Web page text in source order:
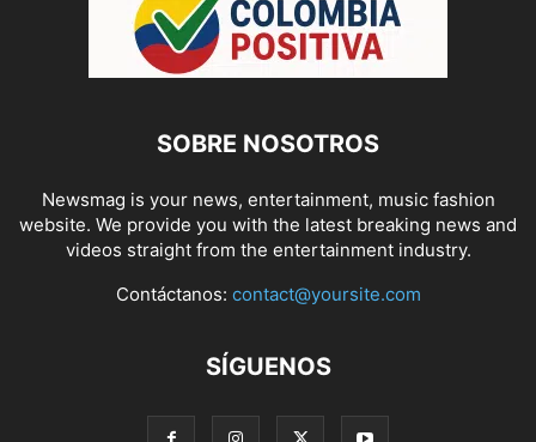
SOBRE NOSOTROS
Newsmag is your news, entertainment, music fashion
website. We provide you with the latest breaking news and
videos straight from the entertainment industry.
Contáctanos: contact@yoursite.com
SÍGUENOS